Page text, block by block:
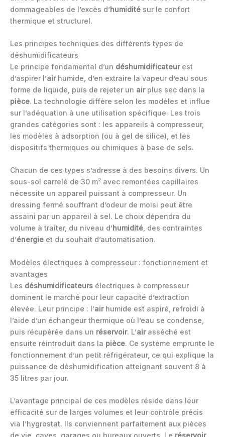
dommageables de l’excès d’humidité sur le confort
thermique et structurel.
Les principes techniques des différents types de
déshumidificateurs
Le principe fondamental d’un déshumidificateurest
d’aspirer l’airhumide, d’en extraire la vapeur d’eau sous
forme de liquide, puis de rejeter un airplus sec dans la
pièce. La technologie diffère selon les modèles et influe
sur l’adéquation à une utilisation spécifique. Les trois
grandes catégories sont : les appareils à compresseur,
les modèles à adsorption (ou à gel de silice), et les
dispositifs thermiques ou chimiques à base de sels.
Chacun de ces types s’adresse à des besoins divers. Un
sous-sol carrelé de 30 m² avec remontées capillaires
nécessite un appareil puissant à compresseur. Un
dressing fermé souffrant d’odeur de moisi peut être
assaini par un appareil à sel. Le choix dépendra du
volume à traiter, du niveau d’ humidité, des contraintes
d’énergie et du souhait d’automatisation.
Modèles électriques à compresseur : fonctionnement et
avantages
Les déshumidificateurs électriques à compresseur
dominent le marché pour leur capacité d’extraction
élevée. Leur principe : l’airhumide est aspiré, refroidi à
l’aide d’un échangeur thermique où l’eau se condense,
puis récupérée dans un réservoir. L’airasséché est
ensuite réintroduit dans la pièce. Ce système emprunte le
fonctionnement d’un petit réfrigérateur, ce qui explique la
puissance de déshumidification atteignant souvent 8 à
35 litres par jour.
L’avantage principal de ces modèles réside dans leur
efficacité sur de larges volumes et leur contrôle précis
via l’hygrostat. Ils conviennent parfaitement aux pièces